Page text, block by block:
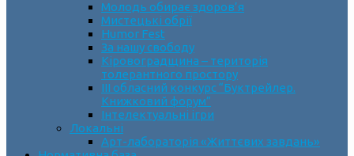
Молодь обирає здоров’я
Мистецькі обрії
Humor Fest
За нашу свободу
Кіровоградщина – територія
толерантного простору
ІII обласний конкурс “Буктрейлер.
Книжковий форум”
Інтелектуальні ігри
Локальні
Арт-лабораторія «Життєвих завдань»